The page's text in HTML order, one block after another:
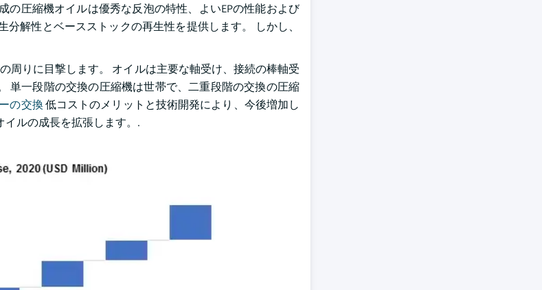
圧縮機オイルは優秀な反泡の特性、よいEPの性能および
解性とベースストックの再生性を提供します。 しかし、
周りに目撃します。 オイルは主要な軸受け、接続の棒軸受
単一段階の交換の圧縮機は世帯で、二重段階の交換の圧縮
の交換低コストのメリットと技術開発により、今後増加し
ルの成長を拡張します。.